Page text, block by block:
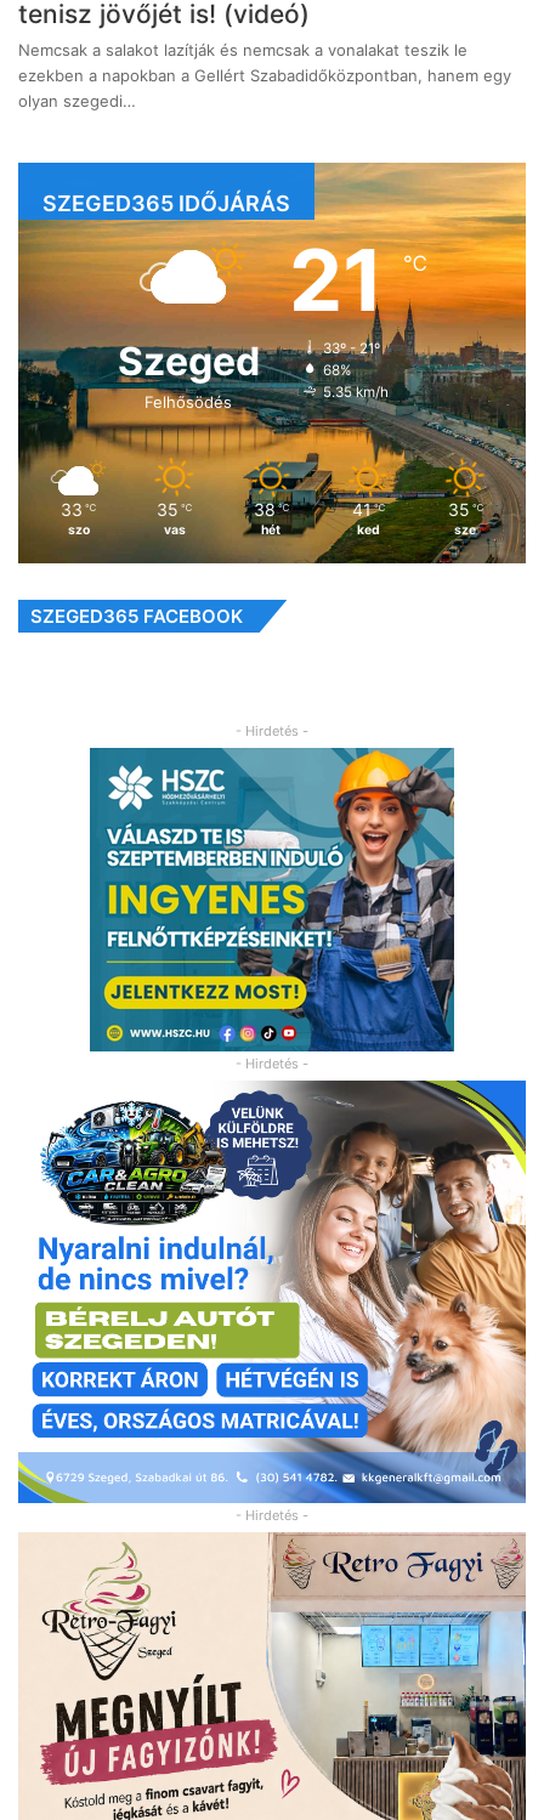
tenisz jövőjét is! (videó)
Nemcsak a salakot lazítják és nemcsak a vonalakat teszik le
ezekben a napokban a Gellért Szabadidőközpontban, hanem egy
olyan szegedi…
SZEGED365 IDŐJÁRÁS
Szeged
Felhősödés
21℃
33º - 21º
68%
5.35 km/h
33 ℃
szo
35 ℃
vas
38 ℃
hét
41 ℃
ked
35 ℃
sze
SZEGED365 FACEBOOK
- Hirdetés -
- Hirdetés -
- Hirdetés -